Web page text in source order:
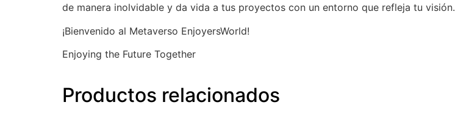
de manera inolvidable y da vida a tus proyectos con un entorno que refleja tu visión.
¡Bienvenido al Metaverso EnjoyersWorld!
Enjoying the Future Together
Productos relacionados